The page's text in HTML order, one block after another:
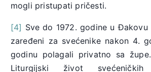
mogli pristupati pričesti.
[4] Sve do 1972. godine u
zaređeni za svećenike nakon 4.
godinu polagali privatno sa
Liturgijski život